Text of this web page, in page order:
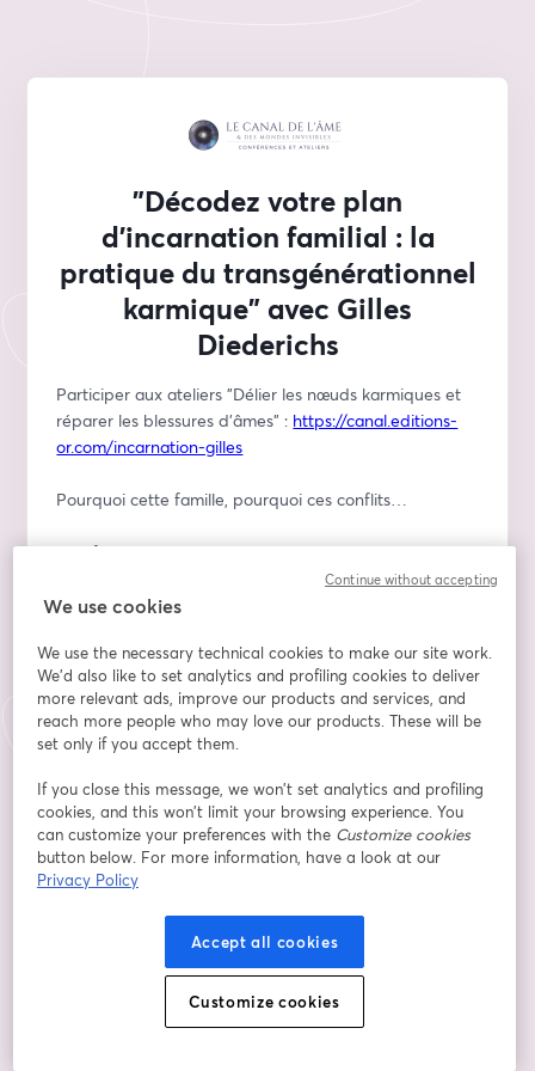
"Décodez votre plan
d’incarnation familial : la
pratique du transgénérationnel
karmique" avec Gilles
Diederichs
Participer aux ateliers "Délier les nœuds karmiques et
réparer les blessures d'âmes" : https://canal.editions-
or.com/incarnation-gilles
Pourquoi cette famille, pourquoi ces conflits…
Une famille, c'est un plan d'incarnation décidé
ensemble, parfois sur plusieurs vies, ainsi :
la création d'une feuille de route.
- Les règles karmiques s'y appliquent d’âme à âme,
une famille peut contenir un adversaire, ouvrir un
amour fraternel, amener un rejet continuel, des
- Les ancêtres vous lèguent des secrets non révélés,
des pans entiers d’émotions non apaisées.
Les solutions :
- Accéder aux vies antérieures vous ayant décidées à
participer au plan d’incarnation familial.
- Agir pour réduire l'impact des événements toxiques,
les blessures d’âmes que vous supportez.
- Apprendre à transmuter en forces agissantes
We use cookies
We use the necessary technical cookies to make our site work.
We'd also like to set analytics and profiling cookies to deliver
more relevant ads, improve our products and services, and
reach more people who may love our products. These will be
set only if you accept them.
If you close this message, we won’t set analytics and profiling
cookies, and this won’t limit your browsing experience. You
can customize your preferences with the Customize cookies
button below. For more information, have a look at our
Privacy Policy
Accept all cookies
Customize cookies
Continue without accepting